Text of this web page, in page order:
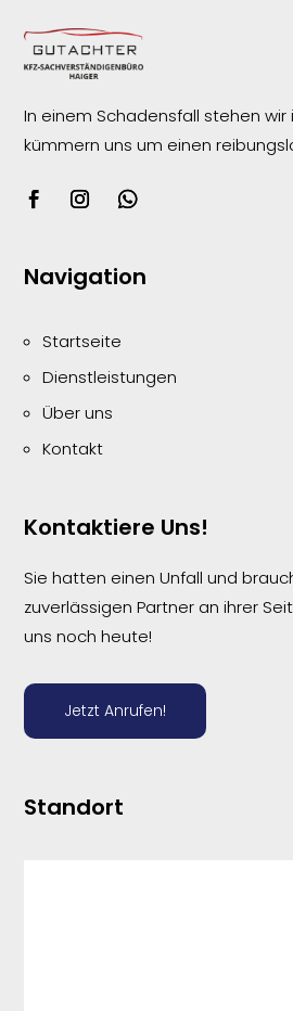
In einem Schadensfall stehen
kümmern uns um einen
Navigation
Startseite
Dienstleistungen
Über uns
Kontakt
Kontaktiere Uns!
Sie hatten einen Unfall und
zuverlässigen Partner an ihrer
uns noch heute!
Jetzt Anrufen!
Standort